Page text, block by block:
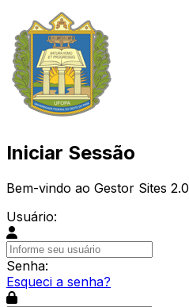
Iniciar Sessão
Bem-vindo ao Gestor Sites 2.0
Usuário:
Senha:
Esqueci a senha?